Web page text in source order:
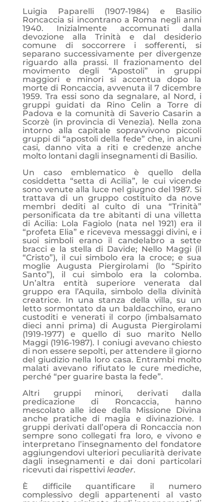
Luigia Paparelli (1907-1984) e Basilio
Roncaccia si incontrano a Roma negli anni
1940. Inizialmente accomunati dalla
devozione alla Trinità e dal desiderio
comune di soccorrere i sofferenti, si
separano successivamente per divergenze
riguardo alla prassi. Il frazionamento del
movimento degli “Apostoli” in gruppi
maggiori e minori si accentua dopo la
morte di Roncaccia, avvenuta il 7 dicembre
1959. Tra essi sono da segnalare, al Nord, i
gruppi guidati da Rino Celin a Torre di
Padova e la comunità di Saverio Casarin a
Scorzè (in provincia di Venezia). Nella zona
intorno alla capitale sopravvivono piccoli
gruppi di “apostoli della fede” che, in alcuni
casi, danno vita a riti e credenze anche
molto lontani dagli insegnamenti di Basilio.
Un caso emblematico è quello della
cosiddetta “setta di Acilia”, le cui vicende
sono venute alla luce nel giugno del 1987. Si
trattava di un gruppo costituito da nove
membri dediti al culto di una “Trinità”
personificata da tre abitanti di una villetta
di Acilia: Lola Fagiolo (nata nel 1921) era il
“profeta Elia” e riceveva messaggi divini, e i
suoi simboli erano il candelabro a sette
bracci e la stella di Davide; Nello Maggi (il
“Cristo”), il cui simbolo era la croce; e sua
moglie Augusta Piergirolami (lo “Spirito
Santo”), il cui simbolo era la colomba.
Un’altra entità superiore venerata dal
gruppo era l’Aquila, simbolo della divinità
creatrice. In una stanza della villa, su un
letto sormontato da un baldacchino, erano
custoditi e venerati il corpo (imbalsamato
dieci anni prima) di Augusta Piergirolami
(1919-1977) e quello di suo marito Nello
Maggi (1916-1987). I coniugi avevano chiesto
di non essere sepolti, per attendere il giorno
del giudizio nella loro casa. Entrambi molto
malati avevano rifiutato le cure mediche,
perché “per guarire basta la fede”.
Altri gruppi minori, derivati dalla
predicazione di Roncaccia, hanno
mescolato alle idee della Missione Divina
anche pratiche di magia e divinazione. I
gruppi derivati dall’opera di Roncaccia non
sempre sono collegati fra loro, e vivono e
interpretano l’insegnamento del fondatore
aggiungendovi ulteriori peculiarità derivate
dagli insegnamenti e dai doni particolari
ricevuti dai rispettivi leader.
È difficile quantificare il numero
complessivo degli appartenenti al vasto